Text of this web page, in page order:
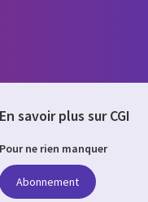
En savoir plus sur CGI
Pour ne rien manquer
Abonnement